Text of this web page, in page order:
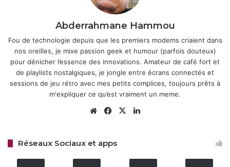
également intégrer ces ressources dans leurs cours grâce
Correlyce sur Atrium, permettant une approche
participative et adaptée à chaque classe.
Pour les élèves, c’est une opportunité unique de plonger
dans des thématiques historiques et sociétales à travers
des images d’archives vivantes. Par exemple, vous
pourriez explorer les mutations industrielles de la région
site officiel d’Atrium, ces contenus sont enrichis chaque
année, garantissant une ressource toujours plus complète
Abderrahmane Hammou
Fou de technologie depuis que les premiers modems criaient dans
nos oreilles, je mixe passion geek et humour (parfois douteux)
pour dénicher l’essence des innovations. Amateur de café fort et
de playlists nostalgiques, je jongle entre écrans connectés et
sessions de jeu rétro avec mes petits complices, toujours prêts à
m'expliquer ce qu’est vraiment un meme.
WebsiteFacebook
X
Réseaux Sociaux et apps